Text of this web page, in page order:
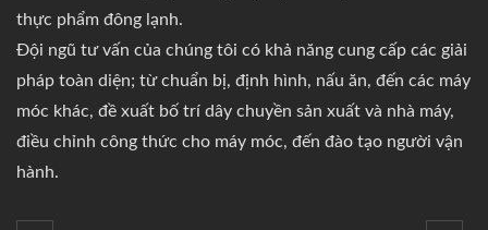
thực phẩm đông lạnh.
Đội ngũ tư vấn của chúng tôi có khả năng cung cấp các giải
pháp toàn diện; từ chuẩn bị, định hình, nấu ăn, đến các máy
móc khác, đề xuất bố trí dây chuyền sản xuất và nhà máy,
điều chỉnh công thức cho máy móc, đến đào tạo người vận
hành.